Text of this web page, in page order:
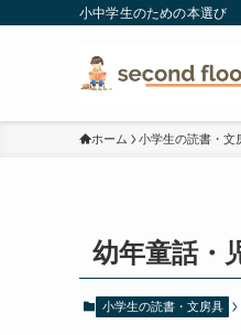
小中学生のための本選び
ホーム 小学生の読書・文
幼年童話・
小学生の読書・文房具